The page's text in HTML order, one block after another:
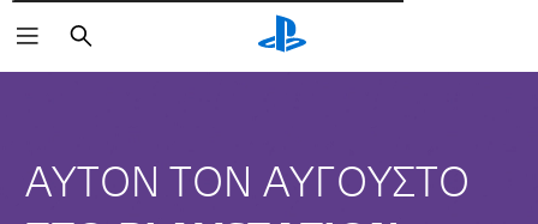
Αναζήτηση
ΑΥΤΟΝ ΤΟΝ ΑΥΓΟΥΣΤΟ